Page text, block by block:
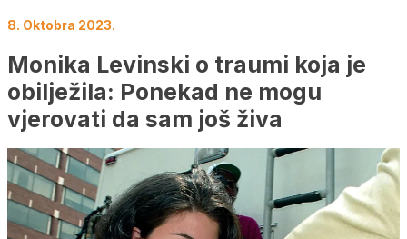
8. Oktobra 2023.
Monika Levinski o traumi koja je
obilježila: Ponekad ne mogu
vjerovati da sam još živa